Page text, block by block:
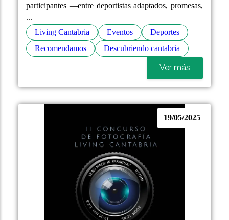
participantes —entre deportistas adaptados, promesas,
...
Living Cantabria
Eventos
Deportes
Recomendamos
Descubriendo cantabria
Ver más
19/05/2025